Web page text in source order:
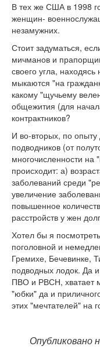
В тех же США в 1998
женщин-
незамужних.
Стоит задуматься,
мичманов и
своего угла,
мыкаются "на
какому "щучьему
общежития (для
контрактников?
И во-вторых, по
подводников (от
многочисленности
происходит: а)
заболеваний среди
увеличение
повышенное
расстройств у жен
Хотел бы я
поголовной и
Гремихе, Бечевинке,
подводных лодок. Да
ПВО и РВСН, хватает
"юбки" да и
этих "мечтателей" на
Опубликовано